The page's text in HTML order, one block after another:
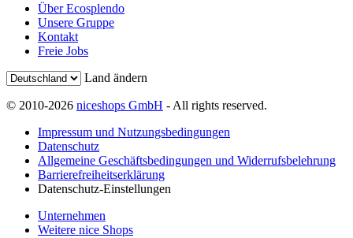
Über Ecosplendo
Unsere Gruppe
Kontakt
Freie Jobs
Land ändern
© 2010-2026 niceshops GmbH - All rights reserved.
Impressum und Nutzungsbedingungen
Datenschutz
Allgemeine Geschäftsbedingungen und Widerrufsbelehrung
Barrierefreiheitserklärung
Datenschutz-Einstellungen
Unternehmen
Weitere nice Shops